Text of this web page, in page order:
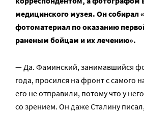
медицинского музея. Он собирал
фотоматериал по оказанию
раненым бойцам и их лечению».
— Да. Фаминский, занимавшийся
года, просился на фронт с самого
его не отправили, потому что у
со зрением. Он даже Сталину